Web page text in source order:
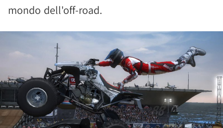
mondo dell'off-road.